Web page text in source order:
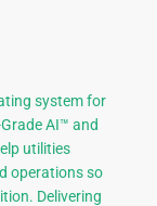
system for
AI™ and
utilities
operations so
Delivering